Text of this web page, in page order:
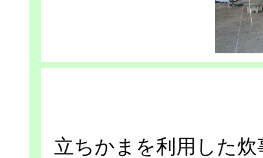
立ちかまを利用した